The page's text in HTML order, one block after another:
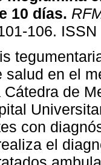
10 días.
106.
salud en el
de
con
el